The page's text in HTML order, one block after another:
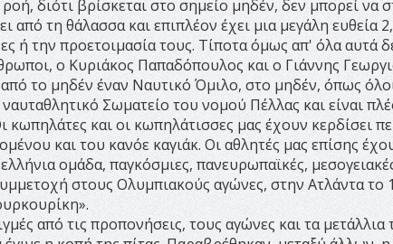
διότι βρίσκεται στο σημείο μηδέν, δεν μπορεί να
από τη θάλασσα και επιπλέον έχει μια μεγάλη ευθεία
ή την προετοιμασία τους. Τίποτα όμως απ' όλα αυτά
ο Κυριάκος Παπαδόπουλος και ο Γιάννης
το μηδέν έναν Ναυτικό Όμιλο, στο μηδέν, όπως
Σωματείο του νομού Πέλλας και είναι
κωπηλάτες και οι κωπηλάτισσες μας έχουν κερδίσει
και του κανόε καγιάκ. Οι αθλητές μας επίσης
ομάδα, παγκόσμιες, πανευρωπαϊκές,
στους Ολυμπιακούς αγώνες, στην Ατλάντα το
από τις προπονήσεις, τους αγώνες και τα